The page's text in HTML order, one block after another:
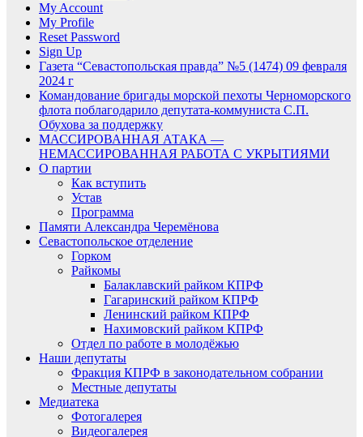
My Account
My Profile
Reset Password
Sign Up
Газета “Севастопольская правда” №5 (1474) 09 февраля
2024 г
Командование бригады морской пехоты Черноморского
флота поблагодарило депутата-коммуниста С.П.
Обухова за поддержку
МАССИРОВАННАЯ АТАКА —
НЕМАССИРОВАННАЯ РАБОТА С УКРЫТИЯМИ
О партии
Как вступить
Устав
Программа
Памяти Александра Черемёнова
Севастопольское отделение
Горком
Райкомы
Балаклавский райком КПРФ
Гагаринский райком КПРФ
Ленинский райком КПРФ
Нахимовский райком КПРФ
Отдел по работе в молодёжью
Наши депутаты
Фракция КПРФ в законодательном собрании
Местные депутаты
Медиатека
Фотогалерея
Видеогалерея